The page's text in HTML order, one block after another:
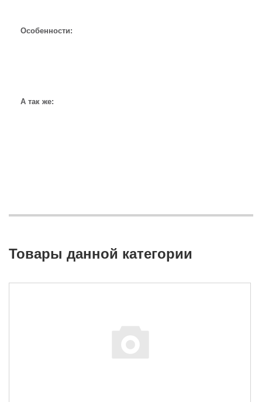
Особенности:
А так же:
Товары данной категории